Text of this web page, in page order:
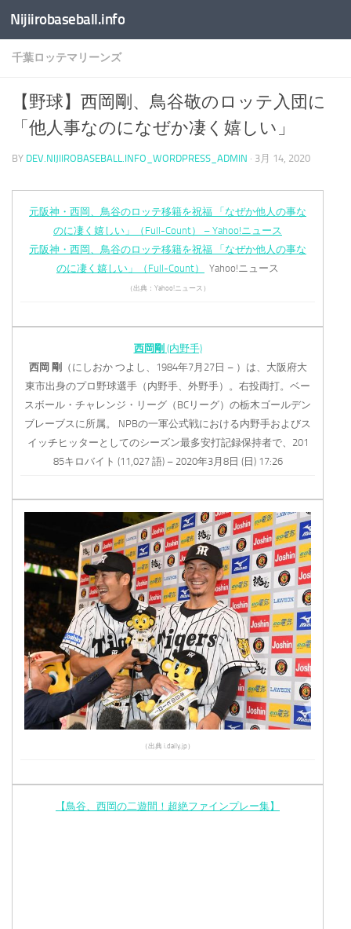
コンテンツへスキップ
Nijiirobaseball.info
千葉ロッテマリーンズ
【野球】西岡剛、鳥谷敬のロッテ入団に
「他人事なのになぜか凄く嬉しい」
BY DEV.NIJIIROBASEBALL.INFO_WORDPRESS_ADMIN · 3月 14, 2020
元阪神・西岡、鳥谷のロッテ移籍を祝福 「なぜか他人の事な
のに凄く嬉しい」（Full-Count） – Yahoo!ニュース
元阪神・西岡、鳥谷のロッテ移籍を祝福 「なぜか他人の事な
のに凄く嬉しい」（Full-Count）
Yahoo!ニュース
（出典：Yahoo!ニュース）
西岡剛 (内野手)
西岡 剛 （にしおか つよし、1984年7月27日 – ）は、大阪府大
東市出身のプロ野球選手（内野手、外野手）。右投両打。ベー
スボール・チャレンジ・リーグ（BCリーグ）の栃木ゴールデン
ブレーブスに所属。 NPBの一軍公式戦における内野手およびス
イッチヒッターとしてのシーズン最多安打記録保持者で、201
85キロバイト (11,027 語) – 2020年3月8日 (日) 17:26
（出典 i.daily.jp）
【鳥谷、西岡の二遊間！超絶ファインプレー集】